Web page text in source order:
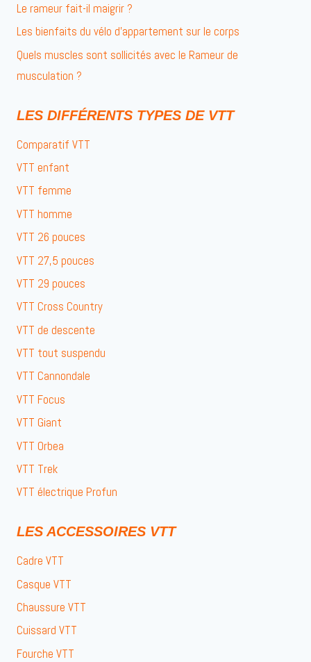
Le rameur fait-il maigrir ?
Les bienfaits du vélo d’appartement sur le corps
Quels muscles sont sollicités avec le Rameur de
musculation ?
LES DIFFÉRENTS TYPES DE VTT
Comparatif VTT
VTT enfant
VTT femme
VTT homme
VTT 26 pouces
VTT 27,5 pouces
VTT 29 pouces
VTT Cross Country
VTT de descente
VTT tout suspendu
VTT Cannondale
VTT Focus
VTT Giant
VTT Orbea
VTT Trek
VTT électrique Profun
LES ACCESSOIRES VTT
Cadre VTT
Casque VTT
Chaussure VTT
Cuissard VTT
Fourche VTT